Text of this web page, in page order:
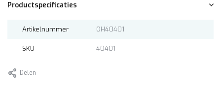
Productspecificaties
Artikelnummer OH40401
SKU 40401
Delen